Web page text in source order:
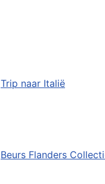
Trip naar Italië
Beurs Flanders